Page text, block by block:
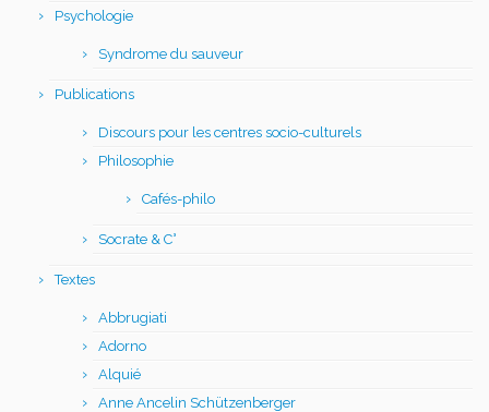
Psychologie
Syndrome du sauveur
Publications
Discours pour les centres socio-culturels
Philosophie
Cafés-philo
Socrate & C°
Textes
Abbrugiati
Adorno
Alquié
Anne Ancelin Schützenberger